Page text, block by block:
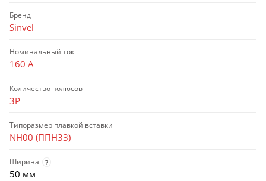
Бренд
Sinvel
Номинальный ток
160 А
Количество полюсов
3P
Типоразмер плавкой вставки
NH00 (ППН33)
Ширина ?
50 мм